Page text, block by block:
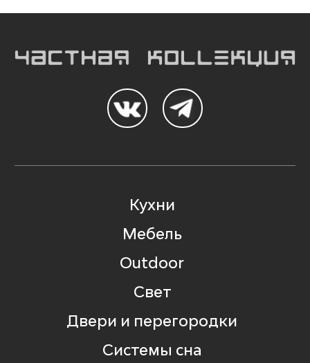
Кухни
Мебель
Outdoor
Свет
Двери и перегородки
Системы сна